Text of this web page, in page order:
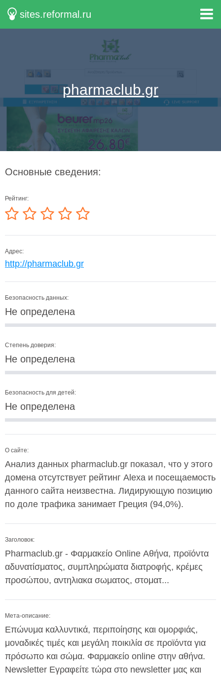
sites.reformal.ru
pharmaclub.gr
Основные сведения:
Рейтинг:
Адрес:
http://pharmaclub.gr
Безопасность данных:
Не определена
Степень доверия:
Не определена
Безопасность для детей:
Не определена
О сайте:
Анализ данных pharmaclub.gr показал, что у этого
домена отсутствует рейтинг Alexa и посещаемость
данного сайта неизвестна. Лидирующую позицию
по доле трафика занимает Греция (94,0%).
Заголовок:
Pharmaclub.gr - Φαρμακείο Online Αθήνα, προϊόντα
αδυνατίσματος, συμπληρώματα διατροφής, κρέμες
προσώπου, αντηλιακα σωματος, στοματ...
Мета-описание:
Επώνυμα καλλυντικά, περιποίησης και ομορφιάς,
μοναδικές τιμές και μεγάλη ποικιλία σε προϊόντα για
πρόσωπο και σώμα. Φαρμακείο online στην αθήνα.
Newsletter Εγραφείτε τώρα στο newsletter μας και